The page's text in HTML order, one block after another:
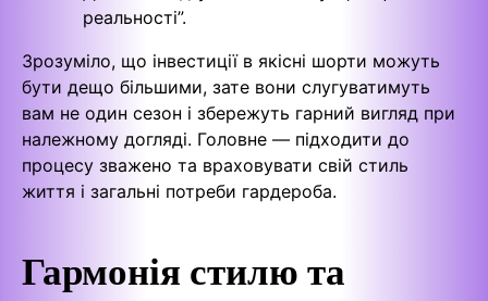
реальності”.
Зрозуміло, що інвестиції в якісні шорти можуть
бути дещо більшими, зате вони слугуватимуть
вам не один сезон і збережуть гарний вигляд при
належному догляді. Головне — підходити до
процесу зважено та враховувати свій стиль
життя і загальні потреби гардероба.
Гармонія стилю та